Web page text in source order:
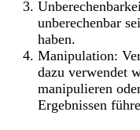
unberechenbar
haben.
Manipulation:
dazu verwendet
manipulieren
Ergebnissen